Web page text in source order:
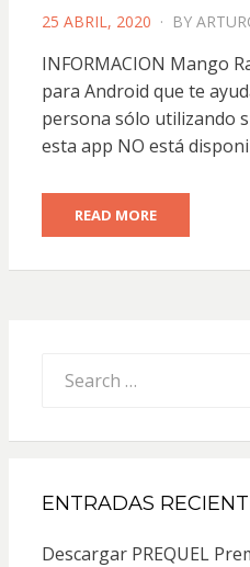
POSTED
25 ABRIL, 2020 BY
INFORMACION Mango
para Android que te
persona sólo utilizando
esta app NO está
READ MORE
for:
ENTRADAS
Descargar PREQUEL